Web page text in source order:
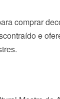
comprar
e